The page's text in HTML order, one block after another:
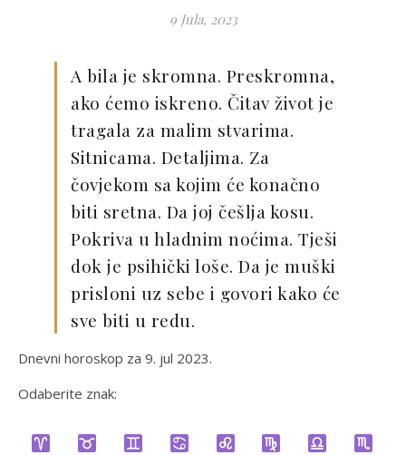
9 Jula, 2023
A bila je skromna. Preskromna,
ako ćemo iskreno. Čitav život je
tragala za malim stvarima.
Sitnicama. Detaljima. Za
čovjekom sa kojim će konačno
biti sretna. Da joj češlja kosu.
Pokriva u hladnim noćima. Tješi
dok je psihički loše. Da je muški
prisloni uz sebe i govori kako će
sve biti u redu.
Dnevni horoskop za 9. jul 2023.
Odaberite znak: